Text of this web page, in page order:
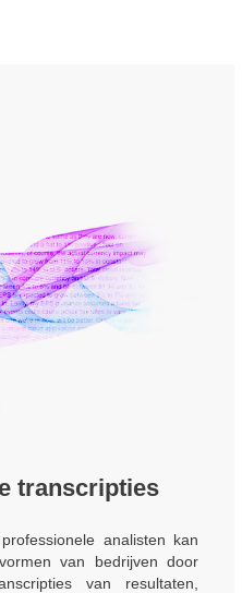
transcripties
analisten kan
van bedrijven door
van resultaten,